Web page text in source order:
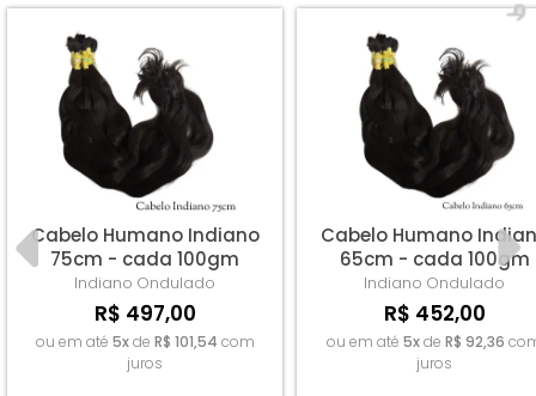
Cabelo Humano Indiano
75cm - cada 100gm
Indiano Ondulado
R$ 497,00
ou em até 5xde R$ 101,54 com
juros
Cabelo Humano
65cm - cada 100gm
Indiano Ondulado
R$ 452,00
ou em até 5xde R$ 92,36
juros